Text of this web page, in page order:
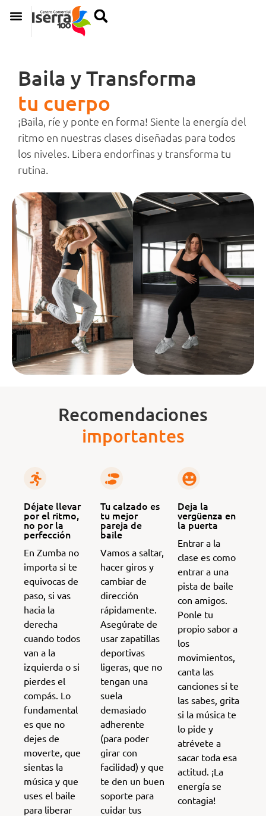
Baila y Transforma
tu cuerpo
¡Baila, ríe y ponte en forma! Siente la energía del
ritmo en nuestras clases diseñadas para todos
los niveles. Libera endorfinas y transforma tu
rutina.
Recomendaciones
importantes
Déjate llevar
por el ritmo,
no por la
perfección
En Zumba no
importa si te
equivocas de
paso, si vas
hacia la
derecha
cuando todos
van a la
izquierda o si
pierdes el
compás. Lo
fundamental
es que no
dejes de
moverte, que
sientas la
música y que
uses el baile
para liberar
Tu calzado es
tu mejor
pareja de
baile
Vamos a saltar,
hacer giros y
cambiar de
dirección
rápidamente.
Asegúrate de
usar zapatillas
deportivas
ligeras, que no
tengan una
suela
demasiado
adherente
(para poder
girar con
facilidad) y que
te den un buen
soporte para
cuidar tus
Deja la
vergüenza en
la puerta
Entrar a la
clase es como
entrar a una
pista de baile
con amigos.
Ponle tu
propio sabor a
los
movimientos,
canta las
canciones si te
las sabes, grita
si la música te
lo pide y
atrévete a
sacar toda esa
actitud. ¡La
energía se
contagia!